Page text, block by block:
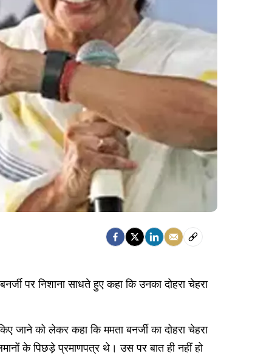
पर निशाना साधते हुए कहा कि उनका दोहरा चेहरा
जाने को लेकर कहा कि ममता बनर्जी का दोहरा चेहरा
के पिछड़े प्रमाणपत्र थे। उस पर बात ही नहीं हो